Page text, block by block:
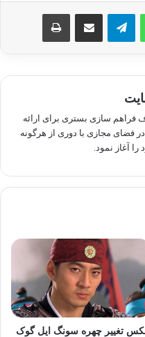
واتس آپ تلگرام اشتراک گذاری از طریق ایمیل چاپ
سلام، از سال 1398 با هدف فراهم سازی بستری برای ارائه
فضای مجازی با دوری از هرگونه
آغاز نمود.
تغییر چهره سونگ ایل گوک